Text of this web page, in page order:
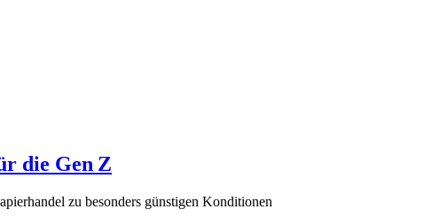
die Gen Z
zu besonders günstigen Konditionen